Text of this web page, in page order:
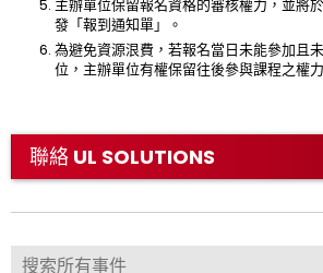
主辦單位保留報名資格的審核權力，並將
發「報到通知單」。
為避免資源泿費，若報名當日未能參加且
位，主辦單位有權保留往後參與課程之權力
聯絡 UL SOLUTIONS